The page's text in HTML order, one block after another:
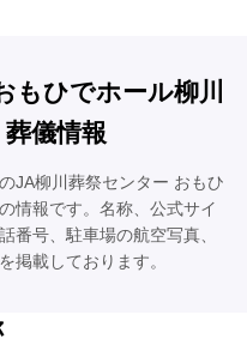
もひでホール柳川
儀情報
JA柳川葬祭センター おもひ
情報です。名称、公式サイ
番号、駐車場の航空写真、
掲載しております。